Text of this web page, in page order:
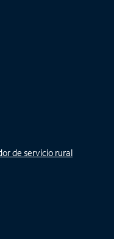
de servicio rural